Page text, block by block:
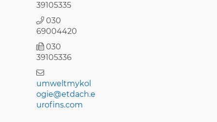
39105335
030
69004420
030
39105336
umweltmykol
ogie@etdach.e
urofins.com